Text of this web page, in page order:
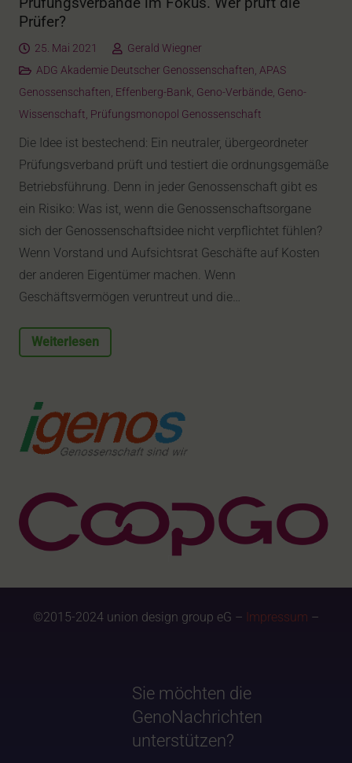
Prüfer?
25. Mai 2021
Gerald Wiegner
ADG Akademie Deutscher Genossenschaften, APAS
Genossenschaften, Effenberg-Bank, Geno-Verbände, Geno-
Wissenschaft, Prüfungsmonopol Genossenschaft
Die Idee ist bestechend: Ein neutraler, übergeordneter
Prüfungsverband prüft und testiert die ordnungsgemäße
Betriebsführung. Denn in jeder Genossenschaft gibt es
ein Risiko: Was ist, wenn die Genossenschaftsorgane
sich der Genossenschaftsidee nicht verpflichtet fühlen?
Wenn Vorstand und Aufsichtsrat Geschäfte auf Kosten
der anderen Eigentümer machen. Wenn
Geschäftsvermögen veruntreut und die…
Weiterlesen
©2015-2024 union design group eG – Impressum –
Sie möchten die
GenoNachrichten
unterstützen?